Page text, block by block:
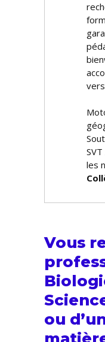
les
Vous
ou